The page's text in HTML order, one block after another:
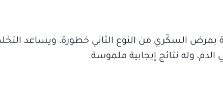
بمرض السكّري من النوع الثاني خطورة، ويساعد
وله نتائج إيجابية ملموسة.